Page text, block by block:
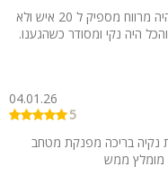
חגגנו יום הולדת 70 לסבא. המקום היה מרווח מספיק ל 20 איש ולא
היה נקי ומסודר כשהגענו.
04.01.26
5
נקיה בריכה מפנקת מטחב
מומלץ ממש